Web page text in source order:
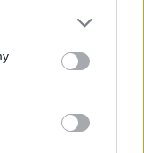
or more Google
You may click to
party tags to
in below Google
Nagydíj